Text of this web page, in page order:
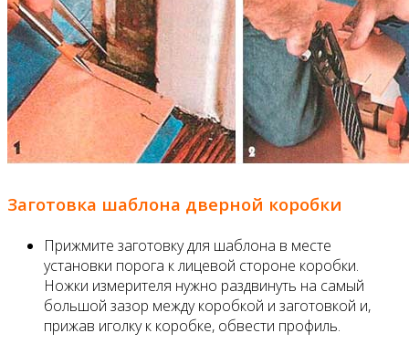
Заготовка шаблона дверной коробки
Прижмите заготовку для шаблона в месте
установки порога к лицевой стороне коробки.
Ножки измерителя нужно раздвинуть на самый
большой зазор между коробкой и заготовкой и,
прижав иголку к коробке, обвести профиль.